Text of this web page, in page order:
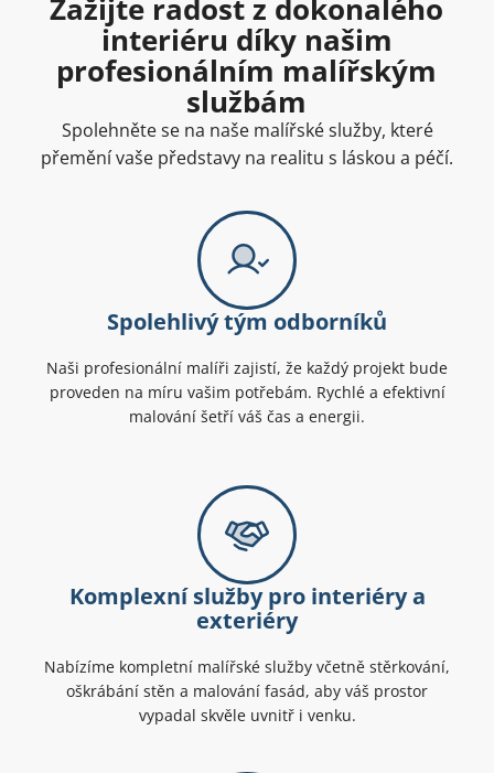
Zažijte radost z dokonalého
interiéru díky našim
profesionálním malířským
službám
Spolehněte se na naše malířské služby, které
přemění vaše představy na realitu s láskou a péčí.
Spolehlivý tým odborníků
Naši profesionální malíři zajistí, že každý projekt bude
proveden na míru vašim potřebám. Rychlé a efektivní
malování šetří váš čas a energii.
Komplexní služby pro interiéry a
exteriéry
Nabízíme kompletní malířské služby včetně stěrkování,
oškrábání stěn a malování fasád, aby váš prostor
vypadal skvěle uvnitř i venku.